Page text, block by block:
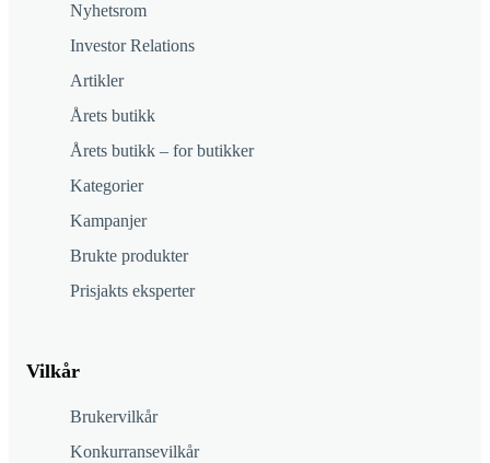
Nyhetsrom
Investor Relations
Artikler
Årets butikk
Årets butikk – for butikker
Kategorier
Kampanjer
Brukte produkter
Prisjakts eksperter
Vilkår
Brukervilkår
Konkurransevilkår